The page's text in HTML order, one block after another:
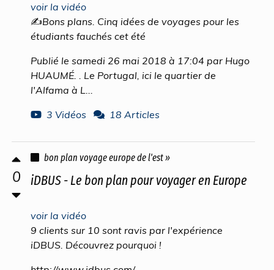
voir la vidéo
✍Bons plans. Cinq idées de voyages pour les
étudiants fauchés cet été
Publié le samedi 26 mai 2018 à 17:04 par Hugo
HUAUMÉ. . Le Portugal, ici le quartier de
l'Alfama à L...
3 Vidéos
18 Articles
0
bon plan voyage europe de l'est »
iDBUS - Le bon plan pour voyager en Europe
voir la vidéo
9 clients sur 10 sont ravis par l'expérience
iDBUS. Découvrez pourquoi !